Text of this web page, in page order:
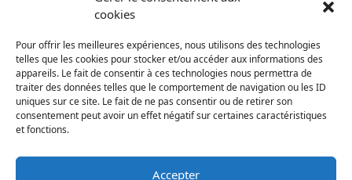
cookies
Pour offrir les meilleures expériences, nous utilisons des technologies
telles que les cookies pour stocker et/ou accéder aux informations des
appareils. Le fait de consentir à ces technologies nous permettra de
traiter des données telles que le comportement de navigation ou les ID
uniques sur ce site. Le fait de ne pas consentir ou de retirer son
consentement peut avoir un effet négatif sur certaines caractéristiques
et fonctions.
Accepter